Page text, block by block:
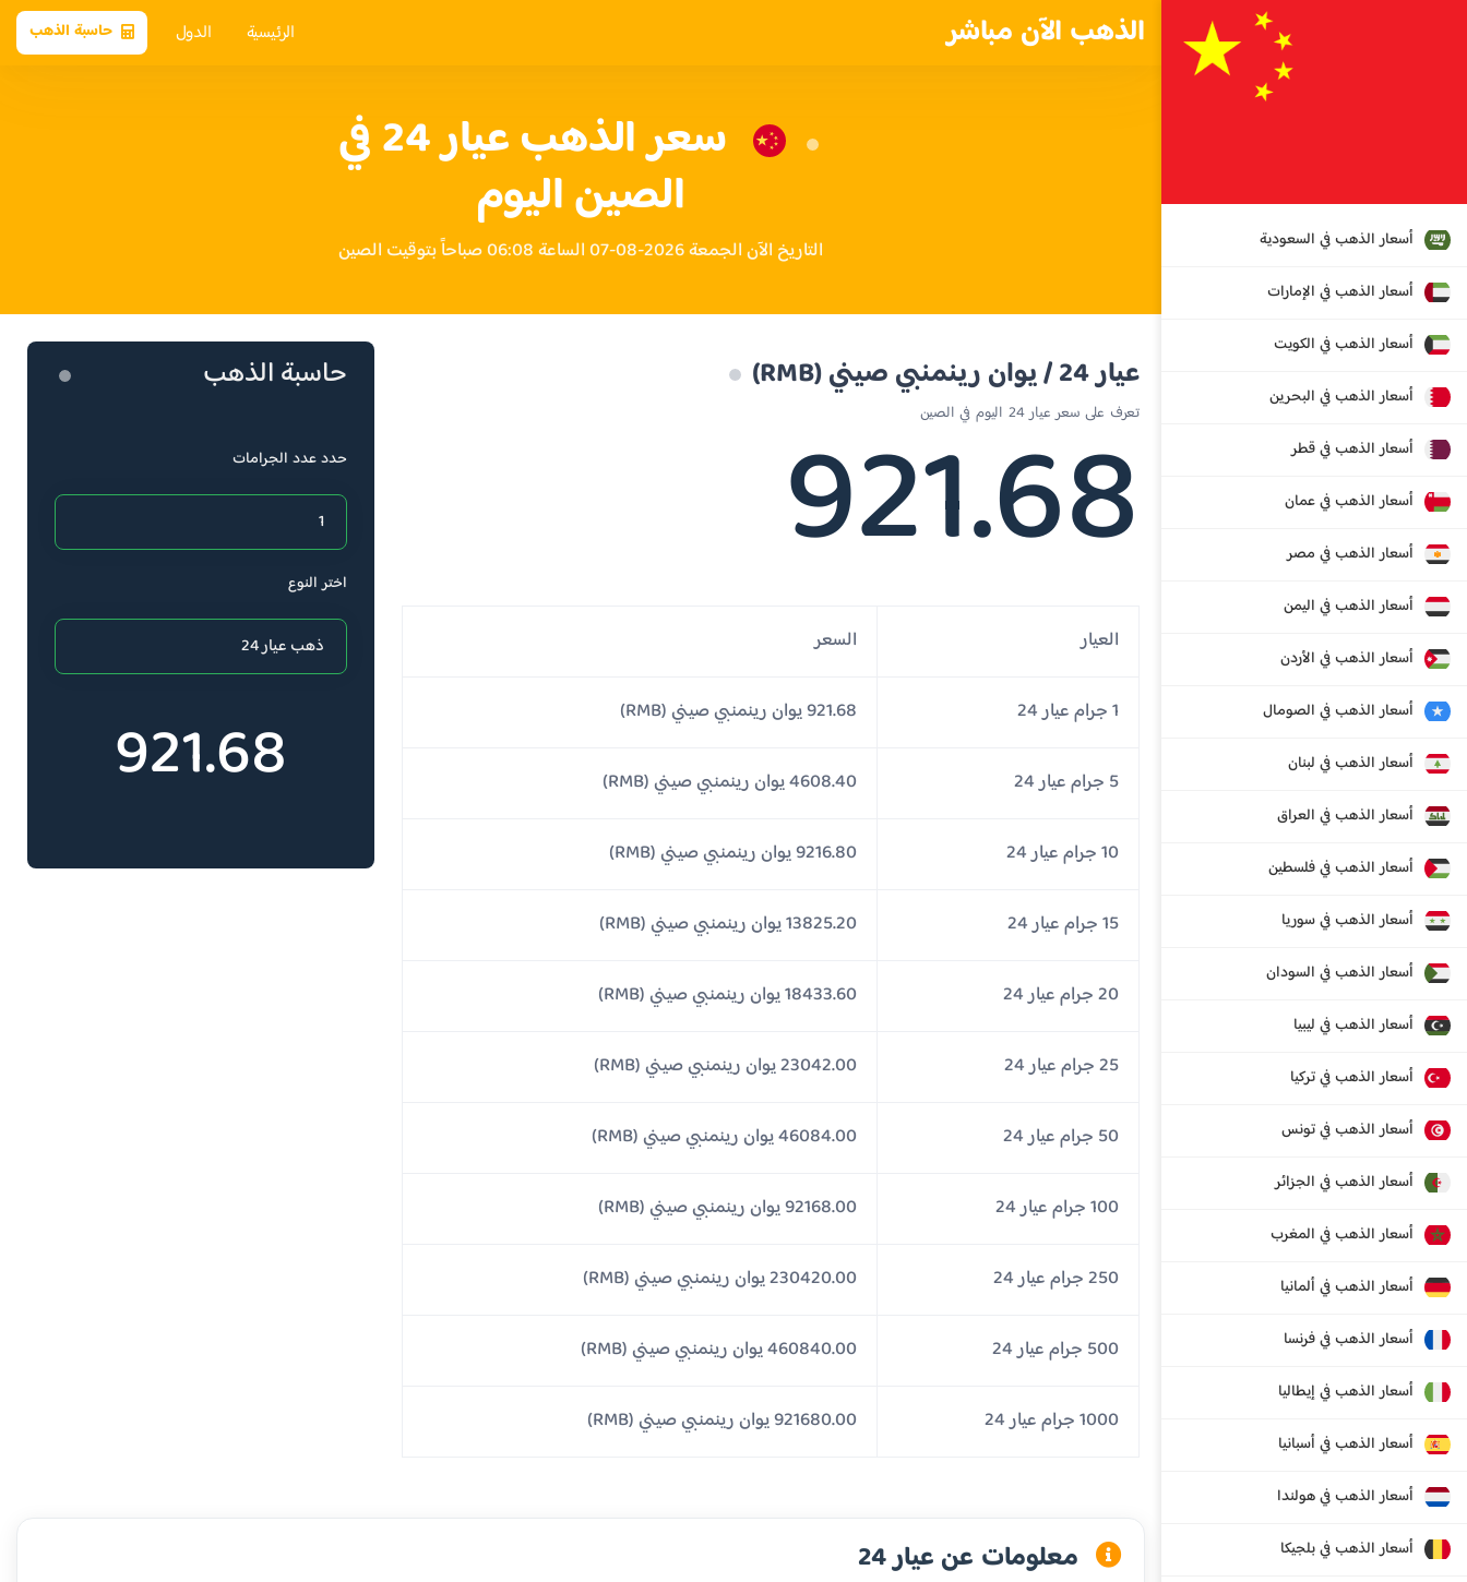
الذهب الآن مباشر الرئيسية الدول حاسبة الذهب
أسعار الذهب في السعودية
أسعار الذهب في الإمارات
أسعار الذهب في الكويت
أسعار الذهب في البحرين
أسعار الذهب في قطر
أسعار الذهب في عمان
أسعار الذهب في مصر
أسعار الذهب في اليمن
أسعار الذهب في الأردن
أسعار الذهب في الصومال
أسعار الذهب في لبنان
أسعار الذهب في العراق
أسعار الذهب في فلسطين
أسعار الذهب في سوريا
أسعار الذهب في السودان
أسعار الذهب في ليبيا
أسعار الذهب في تركيا
أسعار الذهب في تونس
أسعار الذهب في الجزائر
أسعار الذهب في المغرب
أسعار الذهب في ألمانيا
أسعار الذهب في فرنسا
أسعار الذهب في إيطاليا
أسعار الذهب في أسبانيا
أسعار الذهب في هولندا
أسعار الذهب في بلجيكا
سعر الذهب عيار 24 في
الصين اليوم
التاريخ الآن الجمعة 2026-08-07 الساعة 06:08 صباحاً بتوقيت الصين
عيار 24 / يوان رينمنبي صيني (RMB)
تعرف على سعر عيار 24 اليوم في الصين
921.68
العيار السعر
1 جرام عيار 24 921.68 يوان رينمنبي صيني (RMB)
5 جرام عيار 24 4608.40 يوان رينمنبي صيني (RMB)
10 جرام عيار 24 9216.80 يوان رينمنبي صيني (RMB)
15 جرام عيار 24 13825.20 يوان رينمنبي صيني (RMB)
20 جرام عيار 24 18433.60 يوان رينمنبي صيني (RMB)
25 جرام عيار 24 23042.00 يوان رينمنبي صيني (RMB)
50 جرام عيار 24 46084.00 يوان رينمنبي صيني (RMB)
100 جرام عيار 24 92168.00 يوان رينمنبي صيني (RMB)
250 جرام عيار 24 230420.00 يوان رينمنبي صيني (RMB)
500 جرام عيار 24 460840.00 يوان رينمنبي صيني (RMB)
1000 جرام عيار 24 921680.00 يوان رينمنبي صيني (RMB)
حاسبة الذهب
حدد عدد الجرامات
اختر النوع
921.68
معلومات عن عيار 24